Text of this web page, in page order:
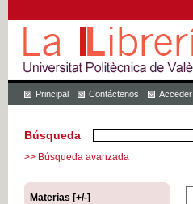
Principal Contáctenos Acceder
Búsqueda
>> Búsqueda avanzada
Materias [+/-]